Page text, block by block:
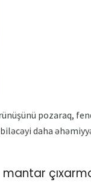
pozaraq,
daha